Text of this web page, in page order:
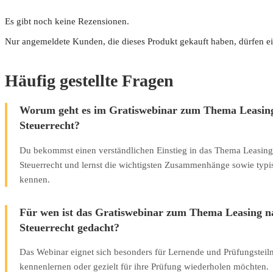
Es gibt noch keine Rezensionen.
Nur angemeldete Kunden, die dieses Produkt gekauft haben, dürfen
Häufig gestellte Fragen
Worum geht es im Gratiswebinar zum Thema
Steuerrecht?
Du bekommst einen verständlichen Einstieg in das Thema
Steuerrecht und lernst die wichtigsten Zusammenhänge sowie
kennen.
Für wen ist das Gratiswebinar zum Thema Leasing
Steuerrecht gedacht?
Das Webinar eignet sich besonders für Lernende und
kennenlernen oder gezielt für ihre Prüfung wiederholen möchten.